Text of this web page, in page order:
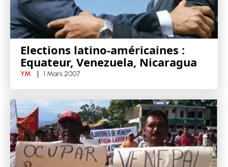
Elections latino-américaines :
Equateur, Venezuela, Nicaragua
YM 1 Mars 2007